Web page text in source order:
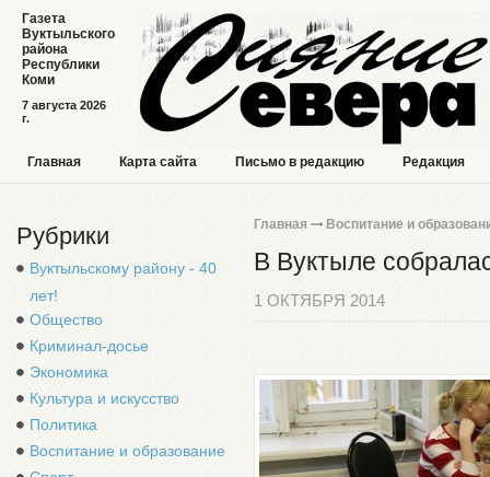
7 августа 2026
г.
Газета
Вуктыльского
района
Республики
Коми
Главная Карта сайта Письмо в редакцию Редакция
Рубрики
Вуктыльскому району - 40
лет!
Общество
Криминал-досье
Экономика
Культура и искусство
Политика
Воспитание и образование
Главная Воспитание и
В Вуктыле
1 ОКТЯБРЯ 2014